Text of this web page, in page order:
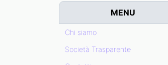
MENU
Chi siamo
Società Trasparente